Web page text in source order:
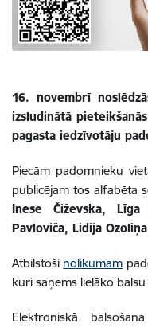
16. novembrī
izsludinātā
pagasta iedzīvotāju
Piecām padomnieku
publicējam tos alfabēta
Inese Čiževska,
Pavloviča, Lidija
Atbilstoši nolikumam
kuri saņems lielāko
Elektroniskā